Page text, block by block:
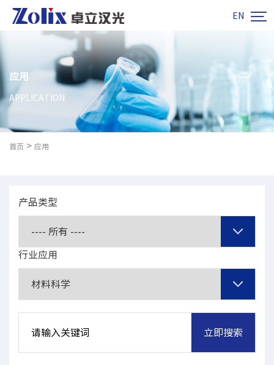
EN 
应用
APPLICATION
首页 > 应用
产品类型
行业应用